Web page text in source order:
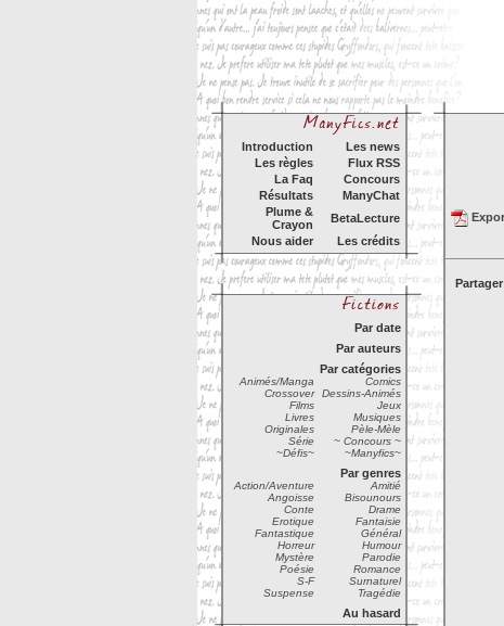
Introduction
Les news
Les règles
Flux RSS
La Faq
Concours
Résultats
ManyChat
Plume &
Crayon
BetaLecture
Nous aider
Les crédits
Par date
Par auteurs
Par catégories
Animés/Manga
Comics
Crossover
Dessins-Animés
Films
Jeux
Livres
Musiques
Originales
Pèle-Mèle
Série
~ Concours ~
~Défis~
~Manyfics~
Par genres
Action/Aventure
Amitié
Angoisse
Bisounours
Conte
Drame
Erotique
Fantaisie
Fantastique
Général
Horreur
Humour
Mystère
Parodie
Poésie
Romance
S-F
Surnaturel
Suspense
Tragédie
Au hasard